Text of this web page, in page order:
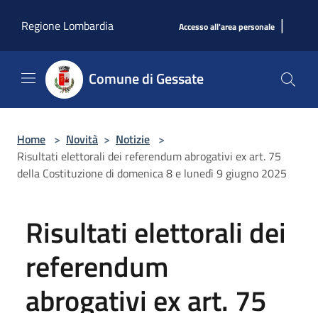
Regione Lombardia
Accesso all'area personale |
Comune di Gessate
Home > Novità > Notizie >
Risultati elettorali dei referendum abrogativi ex art. 75
della Costituzione di domenica 8 e lunedì 9 giugno 2025
Risultati elettorali dei
referendum
abrogativi ex art. 75